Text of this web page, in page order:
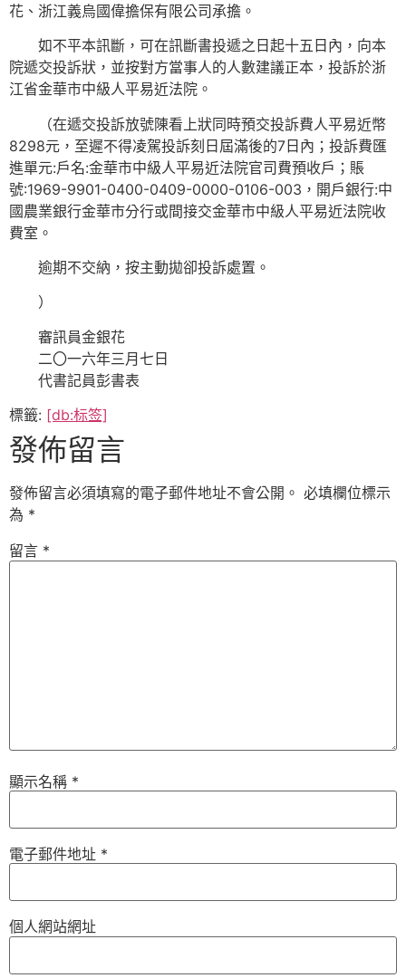
花、浙江義烏國偉擔保有限公司承擔。
如不平本訊斷，可在訊斷書投遞之日起十五日內，向本
院遞交投訴狀，並按對方當事人的人數建議正本，投訴於浙
江省金華市中級人平易近法院。
（在遞交投訴放號陳看上狀同時預交投訴費人平易近幣
8298元，至遲不得凌駕投訴刻日屆滿後的7日內；投訴費匯
進單元:戶名:金華市中級人平易近法院官司費預收戶；賬
號:1969-9901-0400-0409-0000-0106-003，開戶銀行:中
國農業銀行金華市分行或間接交金華市中級人平易近法院收
費室。
逾期不交納，按主動拋卻投訴處置。
）
審訊員金銀花
二〇一六年三月七日
代書記員彭書表
標籤: [db:标签]
發佈留言
發佈留言必須填寫的電子郵件地址不會公開。 必填欄位標示
為 *
留言 *
顯示名稱 *
電子郵件地址 *
個人網站網址